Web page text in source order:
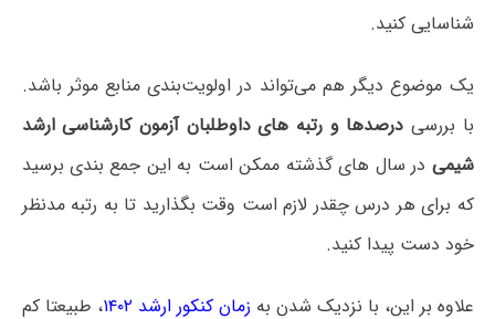
شناسایی کنید.
یک موضوع دیگر هم می‌تواند در اولویت‌بندی منابع موثر باشد.
با بررسی درصدها و رتبه های داوطلبان آزمون کارشناسی ارشد
شیمی در سال های گذشته ممکن است به این جمع بندی برسید
که برای هر درس چقدر لازم است وقت بگذارید تا به رتبه مدنظر
خود دست پیدا کنید.
علاوه بر این، با نزدیک شدن به زمان کنکور ارشد ۱۴۰۲
، طبیعتا کم